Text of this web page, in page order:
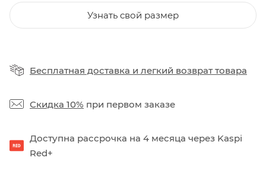
Узнать свой размер
Бесплатная доставка и легкий возврат товара
Скидка 10% при первом заказе
Доступна рассрочка на 4 месяца через Kaspi
Red+